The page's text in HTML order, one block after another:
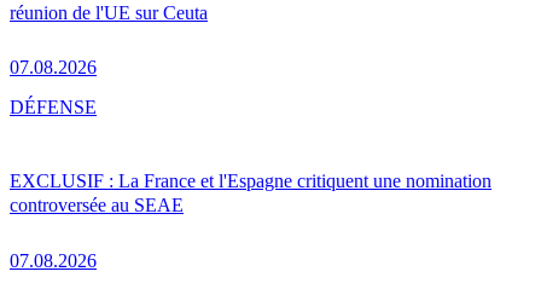
réunion de l'UE sur Ceuta
07.08.2026
EXCLUSIF : La France et l'Espagne critiquent une nomination
controversée au SEAE
07.08.2026
DÉFENSE